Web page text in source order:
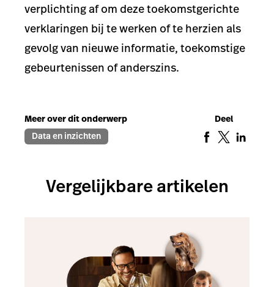
verplichting af om deze toekomstgerichte
verklaringen bij te werken of te herzien als
gevolg van nieuwe informatie, toekomstige
gebeurtenissen of anderszins.
Meer over dit onderwerp
Data en inzichten
Deel
Vergelijkbare artikelen